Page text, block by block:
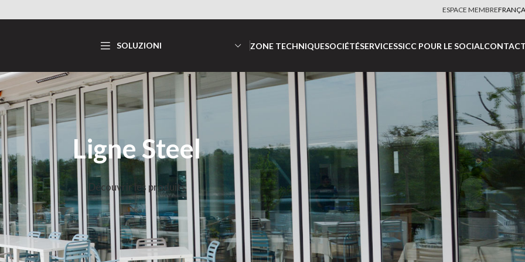
ESPACE MEMBRE
SOLUZIONI ZONE TECHNIQUESOCIÉTÉSERVICESSICC POUR LE SOCIAL
Ligne Steel
Découvrir les produits